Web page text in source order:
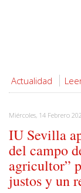
Actualidad
Miércoles, 14 Febrero
IU Sevilla
del campo
agricultor”
justos y un